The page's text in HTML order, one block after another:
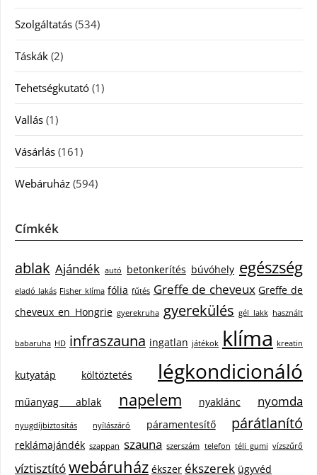
Szolgáltatás (534)
Táskák (2)
Tehetségkutató (1)
Vallás (1)
Vásárlás (161)
Webáruház (594)
Címkék
ablak Ajándék autó betonkerítés búvóhely egészség
eladó lakás Fisher klíma fólia fűtés Greffe de cheveux Greffe de
cheveux en Hongrie gyerekruha gyerekülés gél lakk használt
babaruha HD infraszauna ingatlan játékok klíma kreatin
kutyatáp költöztetés légkondicionáló
műanyag ablak napelem nyaklánc nyomda
nyugdíjbiztosítás nyílászáró páramentesítő párátlanító
reklámajándék szappan szauna szerszám telefon téli gumi vízszűrő
víztisztítówebáruház ékszer ékszerek ügyvéd